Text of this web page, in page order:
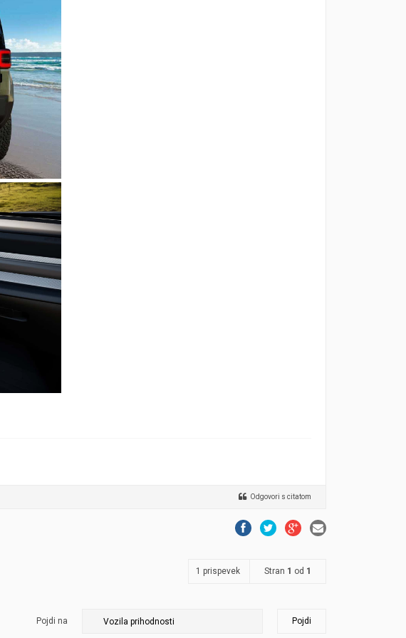
Odgovori s citatom
1 prispevek Stran 1 od 1
Pojdi na Pojdi